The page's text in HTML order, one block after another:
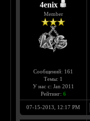
4enix
Member
Сообщений: 161
Темы: 1
У нас с: Jan 2011
Рейтинг: 6
07-15-2013, 12:17 PM